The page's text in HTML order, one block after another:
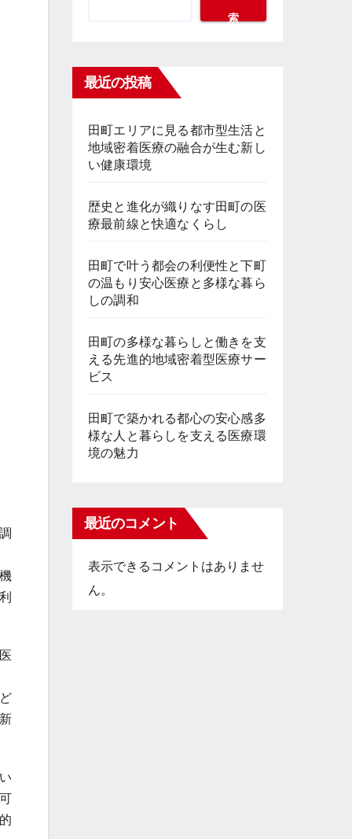
索
最近の投稿
田町エリアに見る都市型生活と
地域密着医療の融合が生む新し
い健康環境
歴史と進化が織りなす田町の医
療最前線と快適なくらし
田町で叶う都会の利便性と下町
の温もり安心医療と多様な暮ら
しの調和
田町の多様な暮らしと働きを支
える先進的地域密着型医療サー
ビス
田町で築かれる都心の安心感多
様な人と暮らしを支える医療環
境の魅力
最近のコメント
表示できるコメントはありませ
ん。